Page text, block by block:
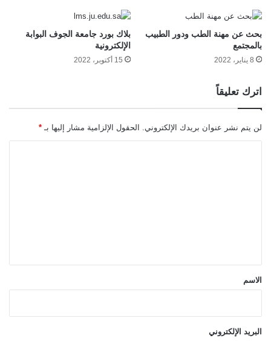
بحث عن مهنة الطب ودور الطبيب
بالمجتمع
8 يناير، 2022
بلاك بورد جامعة الجوف البوابة
الإلكترونية
15 أكتوبر، 2022
اترك تعليقاً
لن يتم نشر عنوان بريدك الإلكتروني. الحقول الإلزامية مشار إليها بـ *
*الاسم
البريد الإلكتروني